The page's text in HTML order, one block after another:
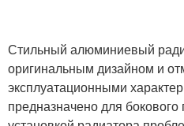
Стильный алюминиевый
оригинальным дизайном и
эксплуатационными
предназначено для